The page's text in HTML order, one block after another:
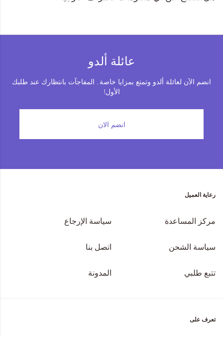
إصدار السفر و الرحلات
عائلة ألدو
انضم الآن لعائلة ألدو وتمتع بمزايا خاصة . المفاجآت بانتظارك عند طلبك
الأول!
انضم الان
رعاية العميل
مركز المساعدة سياسة الإرجاع
سياسة الشحن اتصل بنا
تتبع طلبي المدونة
تعرف على